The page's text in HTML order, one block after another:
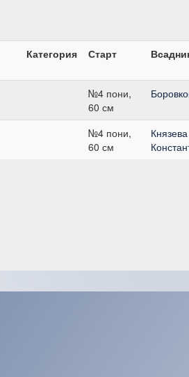
Категория Старт
№4 пони,
60 см
№4 пони,
60 см